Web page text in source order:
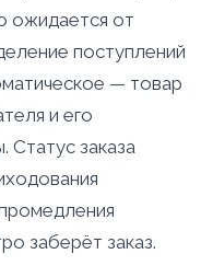
ожидается от
поступлений
— товар
и его
заказа
заберёт заказ.